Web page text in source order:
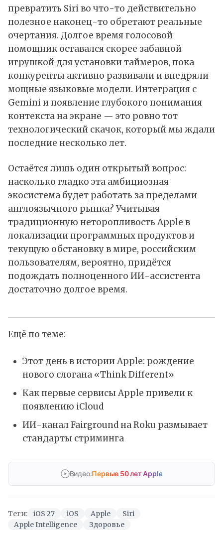
превратить Siri во что-то действительно
полезное наконец-то обретают реальные
очертания. Долгое время голосовой
помощник оставался скорее забавной
игрушкой для установки таймеров, пока
конкуренты активно развивали и внедряли
мощные языковые модели. Интеграция с
Gemini и появление глубокого понимания
контекста на экране — это ровно тот
технологический скачок, который мы ждали
последние несколько лет.
Остаётся лишь один открытый вопрос:
насколько гладко эта амбициозная
экосистема будет работать за пределами
англоязычного рынка? Учитывая
традиционную неторопливость Apple в
локализации программных продуктов и
текущую обстановку в мире, российским
пользователям, вероятно, придётся
подождать полноценного ИИ-ассистента
достаточно долгое время.
Ещё по теме:
Этот день в истории Apple: рождение
нового слогана «Think Different»
Как первые сервисы Apple привели к
появлению iCloud
ИИ-канал Fairground на Roku размывает
стандарты стриминга
Видео:Первые 50 лет Apple
Теги: iOS 27 iOS Apple
Siri
Apple Intelligence
Здоровье